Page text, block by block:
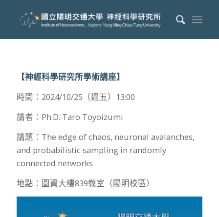
【神經科學研究所學術講座】
時間：2024/10/25（週五）13:00
講者：Ph.D. Taro Toyoizumi
講題：The edge of chaos, neuronal avalanches,
and probabilistic sampling in randomly
connected networks
地點：圖資大樓839教室（陽明校區）